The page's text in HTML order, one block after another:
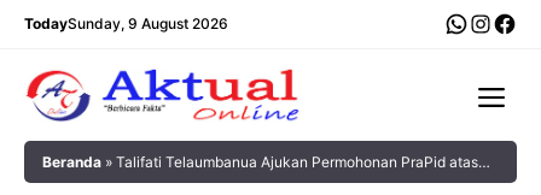
Langsung
TodaySunday, 9 August 2026
Beranda » Talifati Telaumbanua Ajukan Permohonan PraPid atas